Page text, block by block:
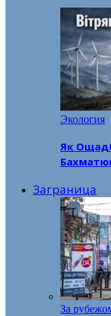
Экология
Як
Заграница
За